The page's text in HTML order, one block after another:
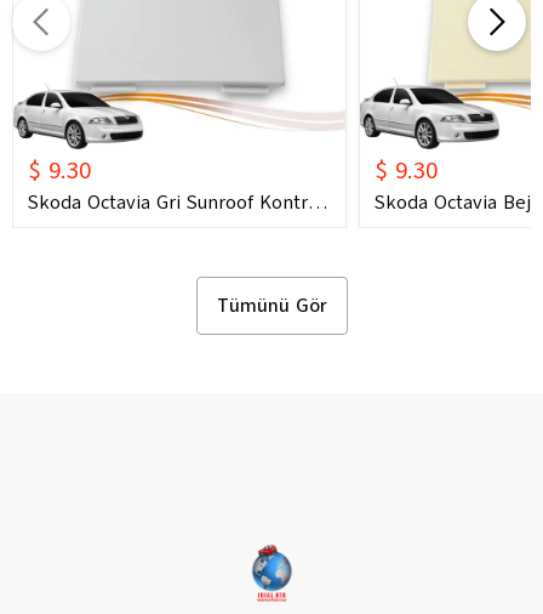
$ 9.30
Skoda Octavia Gri Sunroof Kontrol
$ 9.30
Skoda Octavia Bej
Tümünü Gör